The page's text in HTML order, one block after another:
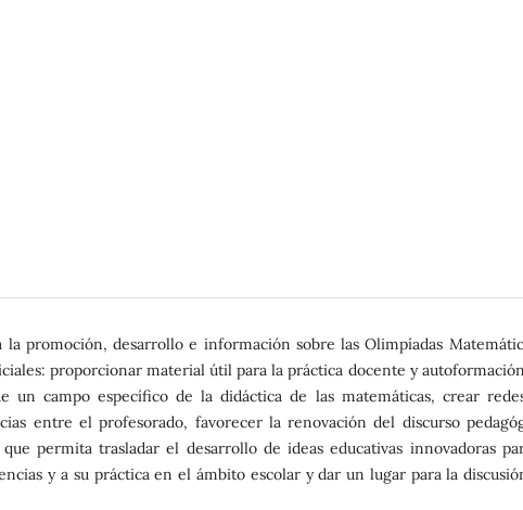
la promoción, desarrollo e información sobre las Olimpíadas
proporcionar material útil para la práctica docente y
un campo específico de la didáctica de las matemáticas, crear
entre el profesorado, favorecer la renovación del discurso
permita trasladar el desarrollo de ideas educativas innovadoras
y a su práctica en el ámbito escolar y dar un lugar para la